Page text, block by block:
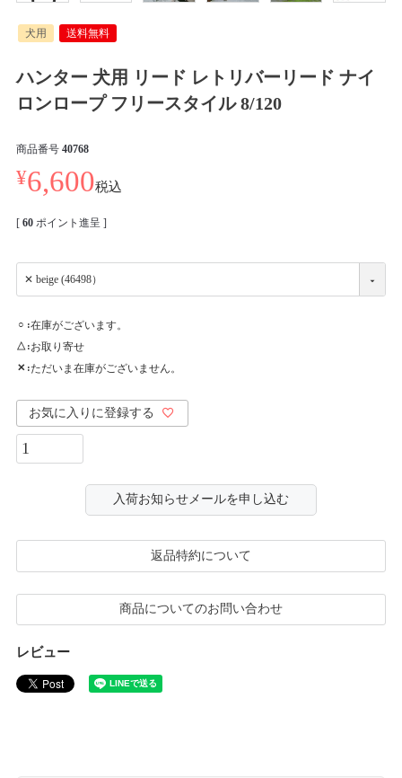
犬用 送料無料
ハンター 犬用 リード レトリバーリード ナイ
ロンロープ フリースタイル 8/120
商品番号 40768
¥6,600税込
[ 60 ポイント進呈 ]
○ 在庫がございます。
△ お取り寄せ
✕ ただいま在庫がございません。
お気に入りに登録する
入荷お知らせメールを申し込む
返品特約について
商品についてのお問い合わせ
レビュー